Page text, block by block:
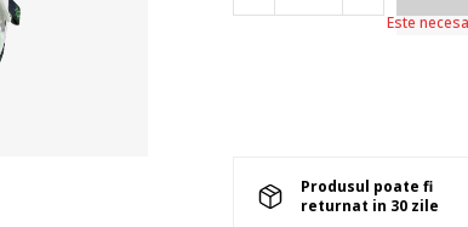
Este
Produsul poate fi
returnat in 30 zile